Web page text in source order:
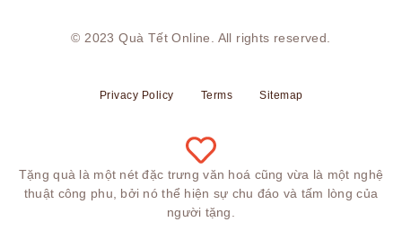
© 2023Quà Tết Online . All rights reserved.
Privacy Policy Terms Sitemap
Tặng quà là một nét đặc trưng văn hoá cũng vừa là một nghệ
thuật công phu, bởi nó thể hiện sự chu đáo và tấm lòng của
người tặng.